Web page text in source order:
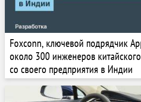
Foxconn, ключевой подрядчик
около 300 инженеров
со своего предприятия в Индии